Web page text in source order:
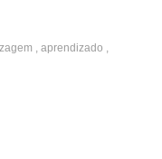
, aprendizado ,